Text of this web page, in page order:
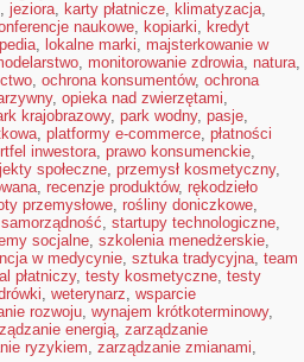
, jeziora, karty płatnicze, klimatyzacja,
naukowe, kopiarki, kredyt
, lokalne marki, majsterkowanie w
, monitorowanie zdrowia, natura,
, ochrona konsumentów, ochrona
, opieka nad zwierzętami,
krajobrazowy, park wodny, pasje,
, platformy e-commerce, płatności
inwestora, prawo konsumenckie,
społeczne, przemysł kosmetyczny,
, recenzje produktów, rękodzieło
przemysłowe, rośliny doniczkowe,
samorządność, startupy technologiczne,
socjalne, szkolenia menedżerskie,
w medycynie, sztuka tradycyjna, team
płatniczy, testy kosmetyczne, testy
, weterynarz, wsparcie
rozwoju, wynajem krótkoterminowy,
energią, zarządzanie
ryzykiem, zarządzanie zmianami,